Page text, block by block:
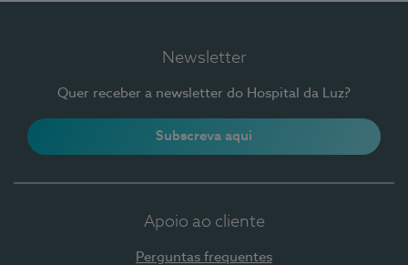
Newsletter
Quer receber a newsletter do Hospital da Luz?
Subscreva aqui
Apoio ao cliente
Perguntas frequentes